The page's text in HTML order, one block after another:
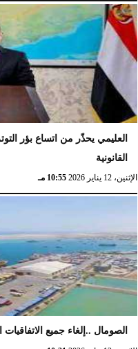
العليمي يحذّر من اتساع بؤر
القانونية
الإثنين، 12 يناير 2026 10:55 مـ
الصومال ..إلغاء جميع